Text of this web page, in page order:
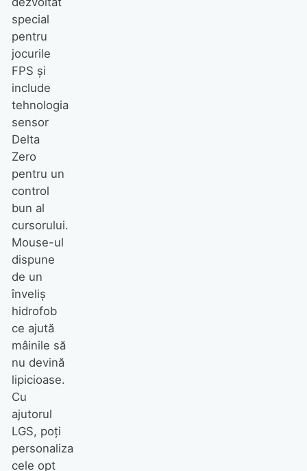
special
pentru
jocurile
FPS şi
include
tehnologia
sensor
Delta
Zero
pentru un
control
bun al
cursorului.
Mouse-ul
dispune
de un
înveliş
hidrofob
ce ajută
mâinile să
nu devină
lipicioase.
Cu
ajutorul
LGS, poţi
personaliza
cele opt